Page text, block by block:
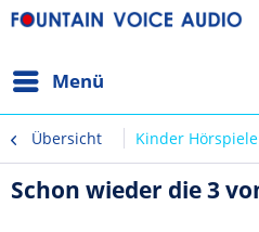
Menü
Übersicht Kinder Hörspiele
Schon wieder die 3